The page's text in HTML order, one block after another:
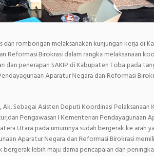
dan rombongan melaksanakan kunjungan kerja di
Reformasi Birokrasi dalam rangka melaksanaan
dan penerapan SAKIP di Kabupaten Toba pada
Aparatur Negara dan Reformasi
Sebagai Asisten Deputi Koordinasi Pelaksanaan
Pengawasan I Kementerian Pendayagunaan
Utara pada umumnya sudah bergerak ke arah
Aparatur Negara dan Reformasi Birokrasi
lebih maju dama pencapaian dan